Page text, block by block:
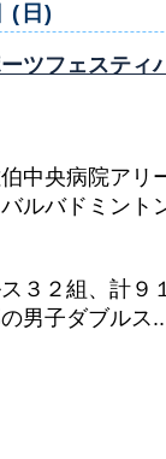
(日)
ツフェスティ
中央病院アリ
ルバドミント
３２組、計９
男子ダブルス